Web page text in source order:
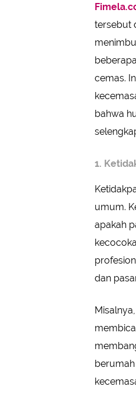
tersebut
cemas.
bahwa
1.
umum.
apakah
dan